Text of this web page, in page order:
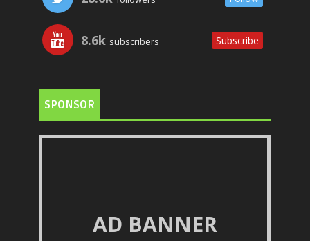
8.6k subscribers Subscribe
SPONSOR
AD BANNER